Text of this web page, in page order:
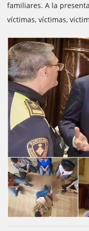
familiares. A la
víctimas, víctimas,